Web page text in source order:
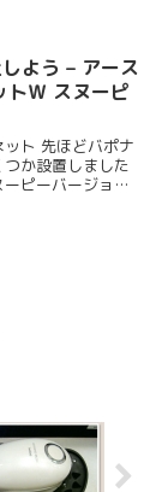
よう – アース
トＷ スヌーピ
ト 先ほどバポナ
か設置しました
ピーバージョン